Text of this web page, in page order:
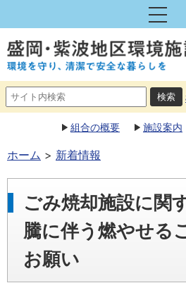
組合の概要 施設案内
ホーム 新着情報
ごみ焼却施設に関
騰に伴う燃やせる
お願い